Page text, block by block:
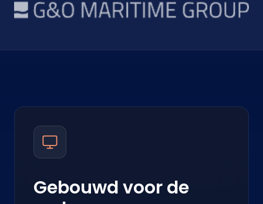
Gebouwd voor de